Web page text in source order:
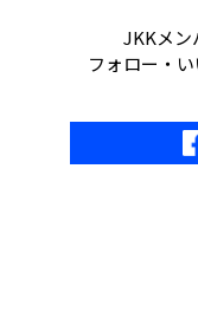
2月5日、
にて宿フ
2024/05/01
2024年7月
JKKメン
フォロー・